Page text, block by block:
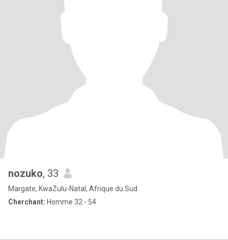
nozuko, 33
Margate, KwaZulu-Natal, Afrique du Sud
Cherchant: Homme 32 - 54